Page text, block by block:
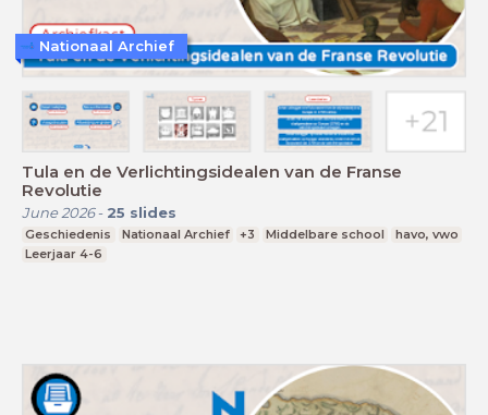
Tula en de Verlichtingsidealen van de Franse
Revolutie
June 2026- 25 slides
Geschiedenis Nationaal Archief +3 Middelbare school
havo, vwo
Leerjaar 4-6
Nationaal Archief